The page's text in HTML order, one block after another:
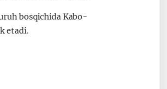
bosqichida Kabo-
etadi.